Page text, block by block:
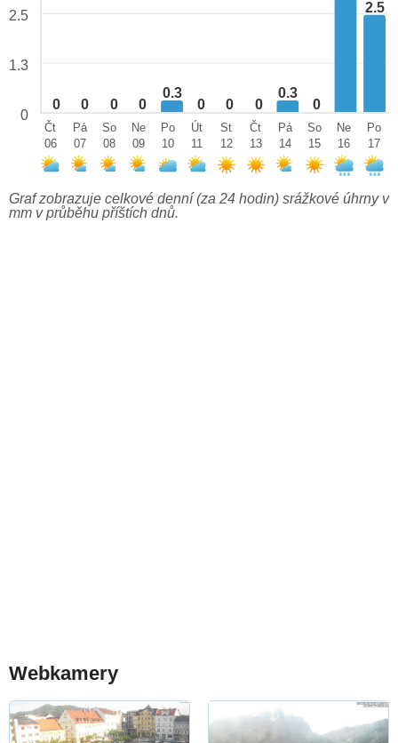
0 0 0 0
0.3
0 0 0
0.3
0
2.5
2.5
1.3
0
Čt
06
Pá
07
So
08
Ne
09
Po
10
Út
11
St
12
Čt
13
Pá
14
So
15
Ne
16
Po
17
Graf zobrazuje celkové denní (za 24 hodin) srážkové úhrny v
mm v průběhu příštích dnů.
Webkamery